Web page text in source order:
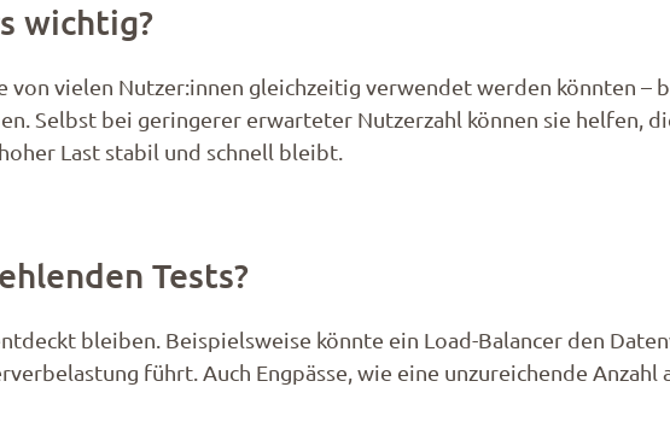
wichtig?
vielen Nutzer:innen gleichzeitig verwendet werden könnten –
Selbst bei geringerer erwarteter Nutzerzahl können sie helfen,
Last stabil und schnell bleibt.​
Tests?
bleiben. Beispielsweise könnte ein Load-Balancer den
führt. Auch Engpässe, wie eine unzureichende